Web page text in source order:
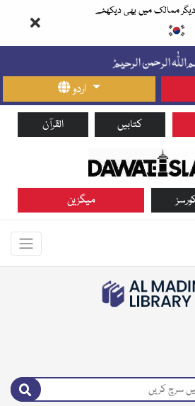
ممالک میں بھی دیکھئے
اردو
القرآن کتابیں
میگزین